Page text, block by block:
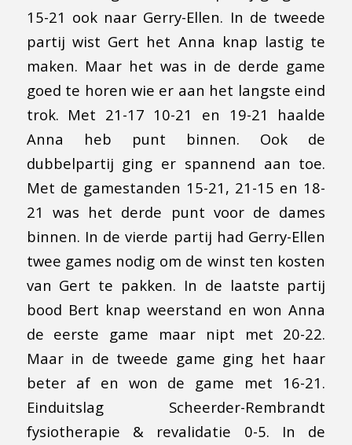
15-21 ook naar Gerry-Ellen. In de tweede
partij wist Gert het Anna knap lastig te
maken. Maar het was in de derde game
goed te horen wie er aan het langste eind
trok. Met 21-17 10-21 en 19-21 haalde
Anna heb punt binnen. Ook de
dubbelpartij ging er spannend aan toe.
Met de gamestanden 15-21, 21-15 en 18-
21 was het derde punt voor de dames
binnen. In de vierde partij had Gerry-Ellen
twee games nodig om de winst ten kosten
van Gert te pakken. In de laatste partij
bood Bert knap weerstand en won Anna
de eerste game maar nipt met 20-22.
Maar in de tweede game ging het haar
beter af en won de game met 16-21.
Einduitslag Scheerder-Rembrandt
fysiotherapie & revalidatie 0-5. In de